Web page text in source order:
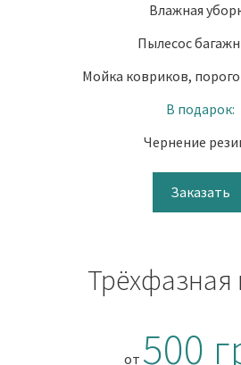
Влажная
Пылесос
Мойка ковриков,
В подарок:
Чернение
Заказать
Трёхфазная
от 500